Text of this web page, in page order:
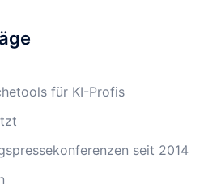
für KI-Profis
seit 2014